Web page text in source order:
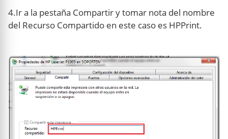
4.Ir a la pestaña Compartir y tomar nota del nombre
del Recurso Compartido en este caso es HPPrint.